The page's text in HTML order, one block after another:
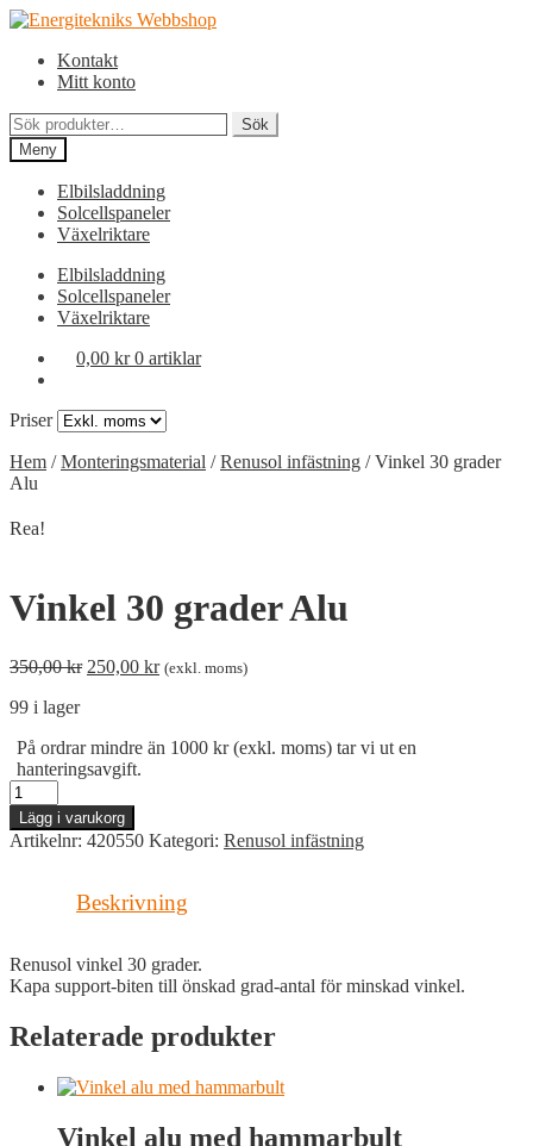
Hoppa
navigering
Hoppa
innehållKontakt
Mitt konto
Sök
efter:
Sök
Meny
Elbilsladdning
Solcellspaneler
Växelriktare
Elbilsladdning
Solcellspaneler
Växelriktare
0,00 kr 0 artiklar
Priser
Hem /Monteringsmaterial /Renusol infästning /Vinkel 30 grader
Alu
Rea!
Vinkel 30 grader Alu
350,00kr Det
350,00 kr.
250,00 krDet
250,00 kr.
(exkl. moms)
99 i lager
På ordrar mindre än 1000 kr (exkl. moms) tar vi ut en
hanteringsavgift.
Vinkel
30
grader
Alu
Lägg i varukorg
Artikelnr: 420550 Kategori: Renusol infästning
Beskrivning
Renusol vinkel 30 grader.
Kapa support-biten till önskad grad-antal för minskad vinkel.
Relaterade produkter
Vinkel alu med hammarbult